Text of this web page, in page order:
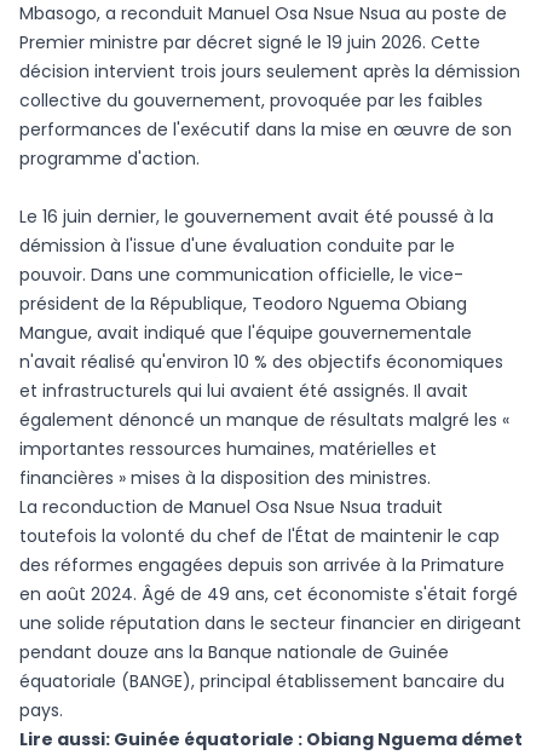
Mbasogo, a reconduit Manuel Osa Nsue Nsua au poste de
Premier ministre par décret signé le 19 juin 2026. Cette
décision intervient trois jours seulement après la démission
collective du gouvernement, provoquée par les faibles
performances de l'exécutif dans la mise en œuvre de son
programme d'action.
Le 16 juin dernier, le gouvernement avait été poussé à la
démission à l'issue d'une évaluation conduite par le
pouvoir. Dans une communication officielle, le vice-
président de la République, Teodoro Nguema Obiang
Mangue, avait indiqué que l'équipe gouvernementale
n'avait réalisé qu'environ 10 % des objectifs économiques
et infrastructurels qui lui avaient été assignés. Il avait
également dénoncé un manque de résultats malgré les «
importantes ressources humaines, matérielles et
financières » mises à la disposition des ministres.
La reconduction de Manuel Osa Nsue Nsua traduit
toutefois la volonté du chef de l'État de maintenir le cap
des réformes engagées depuis son arrivée à la Primature
en août 2024. Âgé de 49 ans, cet économiste s'était forgé
une solide réputation dans le secteur financier en dirigeant
pendant douze ans la Banque nationale de Guinée
équatoriale (BANGE), principal établissement bancaire du
pays.
Lire aussi: Guinée équatoriale : Obiang Nguema démet